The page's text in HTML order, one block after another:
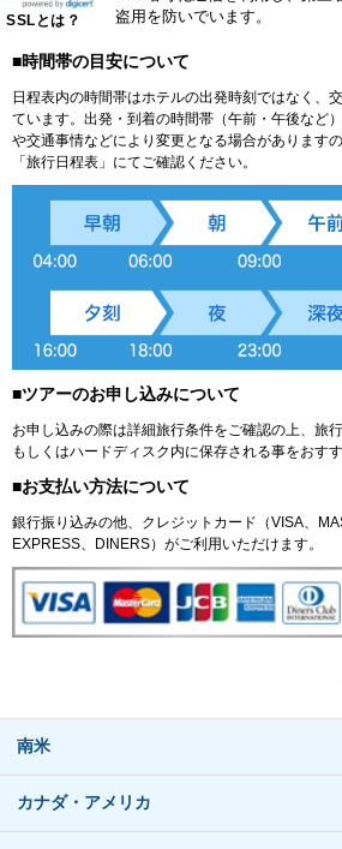
SSLとは？
盗用を防いでいます。
■時間帯の目安について
日程表内の時間帯はホテルの出発時刻ではなく、
ています。出発・到着の時間帯（午前・午後など
や交通事情などにより変更となる場合があります
「旅行日程表」にてご確認ください。
■ツアーのお申し込みについて
お申し込みの際は詳細旅行条件をご確認の上、旅
もしくはハードディスク内に保存される事をおすす
■お支払い方法について
銀行振り込みの他、クレジットカード（VISA、
EXPRESS、DINERS）がご利用いただけます。
南米
カナダ・アメリカ